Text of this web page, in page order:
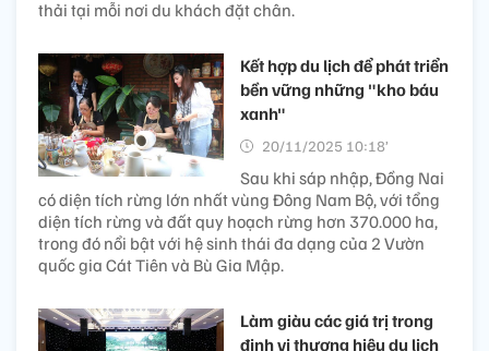
thải tại mỗi nơi du khách đặt chân.
Kết hợp du lịch để phát triển
bền vững những "kho báu
xanh"
20/11/2025 10:18’
Sau khi sáp nhập, Đồng Nai
có diện tích rừng lớn nhất vùng Đông Nam Bộ, với tổng
diện tích rừng và đất quy hoạch rừng hơn 370.000 ha,
trong đó nổi bật với hệ sinh thái đa dạng của 2 Vườn
quốc gia Cát Tiên và Bù Gia Mập.
Làm giàu các giá trị trong
định vị thương hiệu du lịch